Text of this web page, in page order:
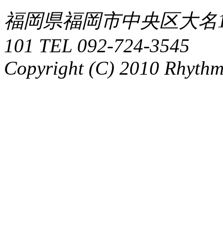
福岡県福岡市中央区大
101 TEL 092-724-3545
Copyright (C) 2010